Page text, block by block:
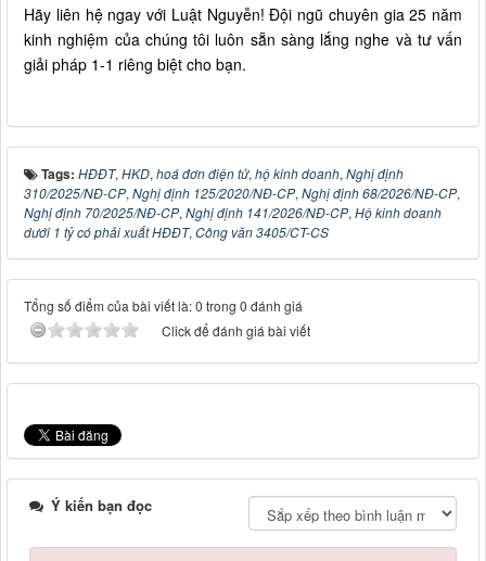
Hãy liên hệ ngay với Luật Nguyễn! Đội ngũ chuyên gia 25 năm
kinh nghiệm của chúng tôi luôn sẵn sàng lắng nghe và tư vấn
giải pháp 1-1 riêng biệt cho bạn.
Tags: HĐĐT, HKD hoá đơn điện tử, hộ kinh doanh Nghị định
310/2025/NĐ-CP, Nghị định 125/2020/NĐ-CP, Nghị định 68/2026/NĐ-CP,
Nghị định 70/2025/NĐ-CP, Nghị định 141/2026/NĐ-CP, Hộ kinh doanh
dưới 1 tỷ có phải xuất HĐĐT, Công văn 3405/CT-CS
Tổng số điểm của bài viết là: 0 trong 0 đánh giá
Click để đánh giá bài viết
Ý kiến bạn đọc